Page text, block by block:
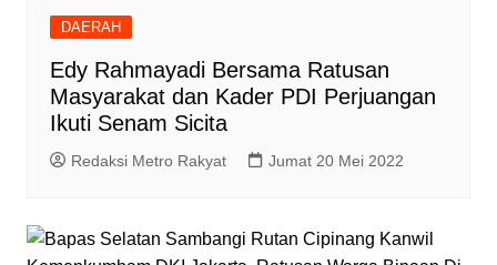
DAERAH
Edy Rahmayadi Bersama Ratusan
Masyarakat dan Kader PDI Perjuangan
Ikuti Senam Sicita
Redaksi Metro Rakyat Jumat 20 Mei 2022